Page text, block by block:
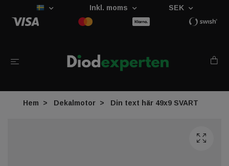
Inkl. moms SEK
Hem Dekalmotor Din text här 49x9 SVART